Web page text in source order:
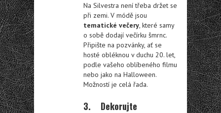
Na Silvestra není třeba držet se
při zemi. V módě jsou
tematické večery, které samy
o sobě dodají večírku šmrnc.
Připište na pozvánky, ať se
hosté obléknou v duchu 20. let,
podle vašeho oblíbeného filmu
nebo jako na Halloween.
Možností je celá řada.
3. Dekorujte